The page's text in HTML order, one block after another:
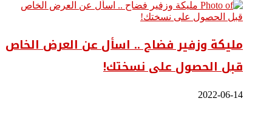
مليكة وزفير فضاح .. اسأل عن العرض الخاص
قبل الحصول على نسختك!
2022-06-14